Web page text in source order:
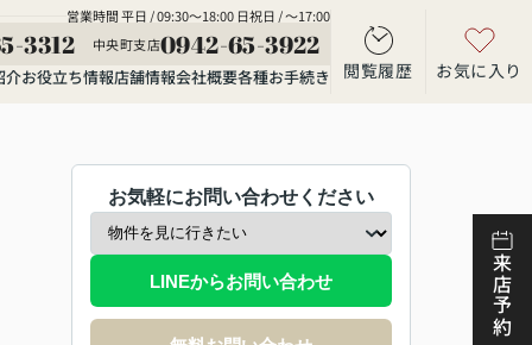
営業時間 平日 / 09:30～18:00 日祝日 / ～17:00
3312 中央町支店0942-65-3922
介お役立ち情報店舗情報会社概要各種お手続き 閲覧履歴 お気に入り
来店予約
お気軽にお問い合わせください
LINEからお問い合わせ